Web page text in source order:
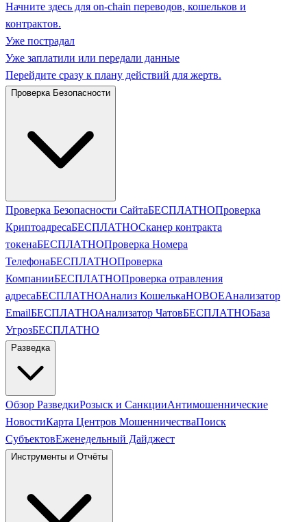
Начните здесь для on-chain переводов, кошельков и
контрактов.
Уже пострадал
Уже заплатили или передали данные
Перейдите сразу к плану действий для жертв.
Проверка Безопасности
Проверка Безопасности СайтаБЕСПЛАТНОПроверка
КриптоадресаБЕСПЛАТНОСканер контракта
токенаБЕСПЛАТНОПроверка Номера
ТелефонаБЕСПЛАТНОПроверка
КомпанииБЕСПЛАТНОПроверка отравления
адресаБЕСПЛАТНОАнализ КошелькаНОВОЕАнализатор
EmailБЕСПЛАТНОАнализатор ЧатовБЕСПЛАТНОБаза
УгрозБЕСПЛАТНО
Разведка
Обзор РазведкиРозыск и СанкцииАнтимошеннические
НовостиКарта Центров МошенничестваПоиск
СубъектовЕженедельный Дайджест
Инструменты и Отчёты